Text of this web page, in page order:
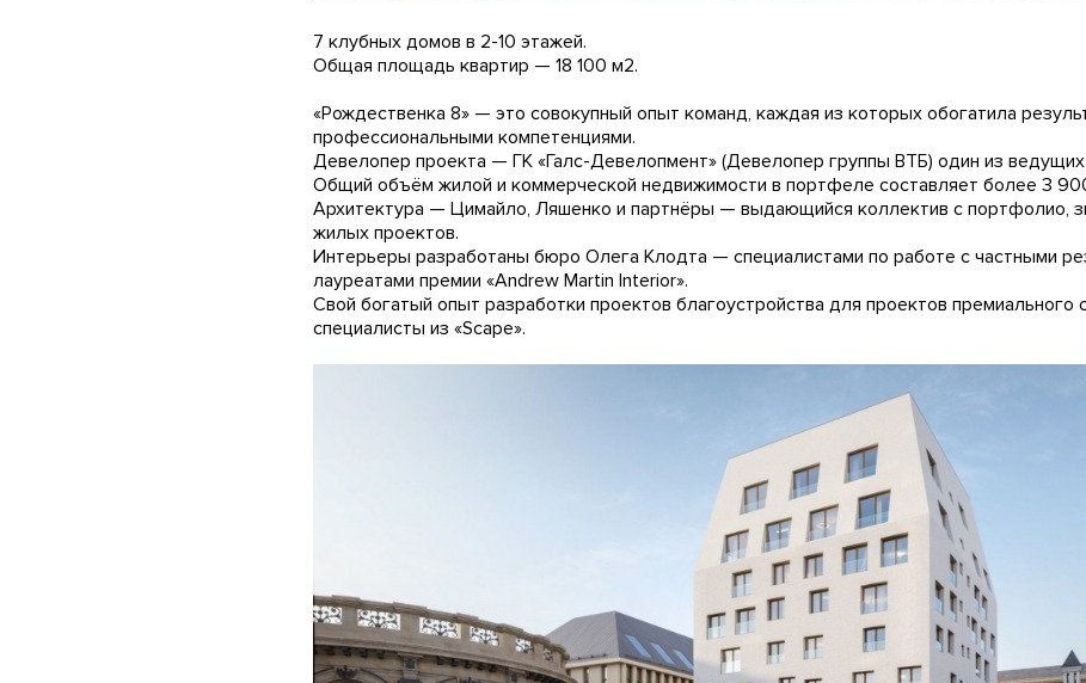
7 клубных домов в 2-10 этажей.
Общая площадь квартир — 18 100 м2.
«Рождественка 8» — это совокупный опыт команд, каждая из которых обогатила
профессиональными компетенциями.
Девелопер проекта — ГК «Галс-Девелопмент» (Девелопер группы ВТБ) один из
Общий объём жилой и коммерческой недвижимости в портфеле составляет более 3
Архитектура — Цимайло, Ляшенко и партнёры — выдающийся коллектив с портфолио,
жилых проектов.
Интерьеры разработаны бюро Олега Клодта — специалистами по работе с частными
лауреатами премии «Andrew Martin Interior».
Свой богатый опыт разработки проектов благоустройства для проектов премиального
специалисты из «Scape».